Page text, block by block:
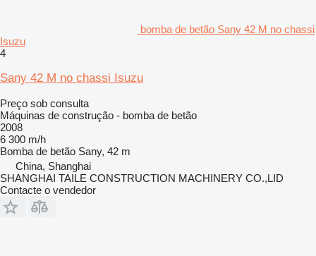
bomba de betão Sany 42 M no chassi
Isuzu
4
Sany 42 M no chassi Isuzu
Preço sob consulta
Máquinas de construção - bomba de betão
2008
6 300 m/h
Bomba de betão Sany, 42 m
China, Shanghai
SHANGHAI TAILE CONSTRUCTION MACHINERY CO.,LID
Contacte o vendedor